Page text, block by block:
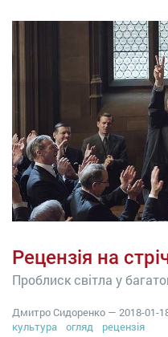
Рецензія на
Проблиск світла у
Дмитро Сидоренко — 2018-01-
культура
огляд рецензія